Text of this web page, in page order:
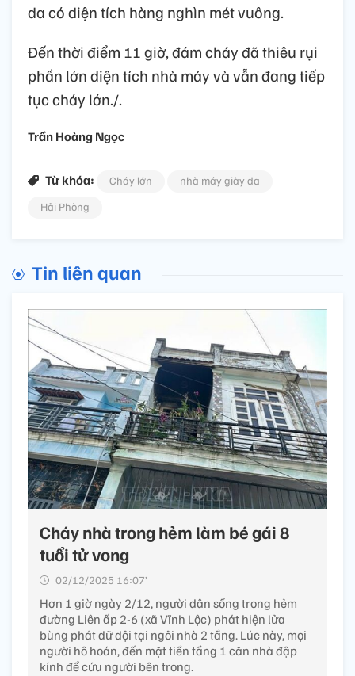
da có diện tích hàng nghìn mét vuông.
Đến thời điểm 11 giờ, đám cháy đã thiêu rụi
phần lớn diện tích nhà máy và vẫn đang tiếp
tục cháy lớn./.
Trần Hoàng Ngọc
Từ khóa: Cháy lớn
nhà máy giày da
Hải Phòng
Tin liên quan
Cháy nhà trong hẻm làm bé gái 8
tuổi tử vong
02/12/2025 16:07’
Hơn 1 giờ ngày 2/12, người dân sống trong hẻm
đường Liên ấp 2-6 (xã Vĩnh Lộc) phát hiện lửa
bùng phát dữ dội tại ngôi nhà 2 tầng. Lúc này, mọi
người hô hoán, đến mặt tiền tầng 1 căn nhà đập
kính để cứu người bên trong.